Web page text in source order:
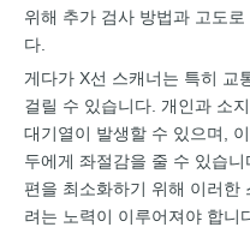
위해 추가 검사 방법과 고도
다.
게다가 X선 스캐너는 특히 교
걸릴 수 있습니다. 개인과 소
대기열이 발생할 수 있으며,
두에게 좌절감을 줄 수 있습
편을 최소화하기 위해 이러한
려는 노력이 이루어져야 합니